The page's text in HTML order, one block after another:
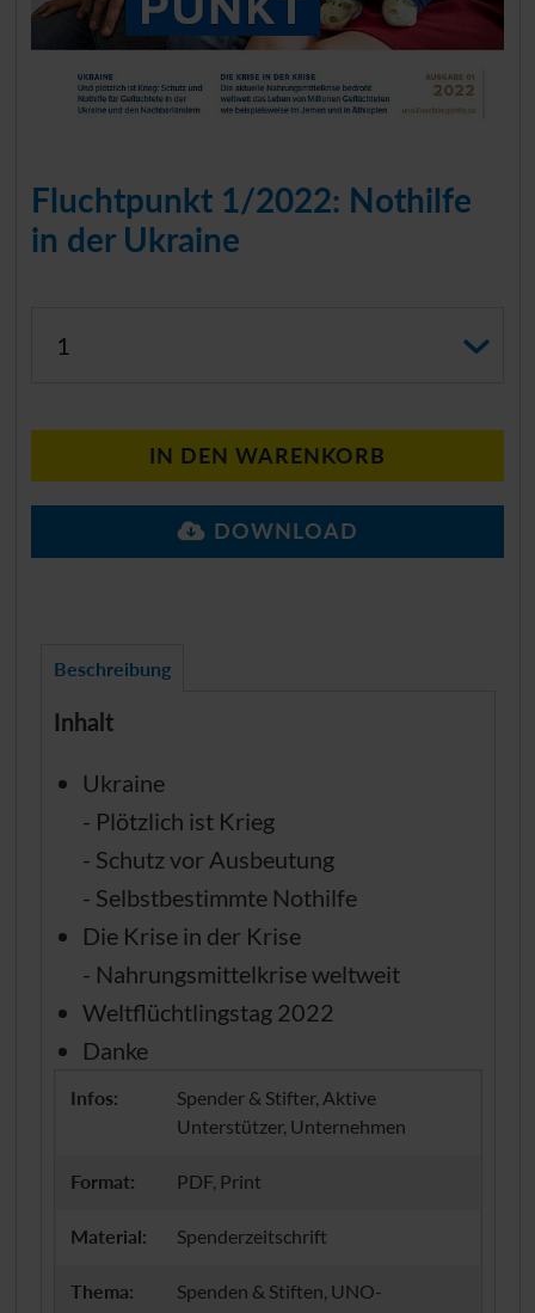
Fluchtpunkt 1/2022: Nothilfe
in der Ukraine
IN DEN WARENKORB
DOWNLOAD
Beschreibung
Inhalt
Ukraine
- Plötzlich ist Krieg
- Schutz vor Ausbeutung
- Selbstbestimmte Nothilfe
Die Krise in der Krise
- Nahrungsmittelkrise weltweit
Weltflüchtlingstag 2022
Danke
Infos:
Spender & Stifter, Aktive
Unterstützer, Unternehmen
Format: PDF, Print
Material: Spenderzeitschrift
Thema:
Spenden & Stiften, UNO-